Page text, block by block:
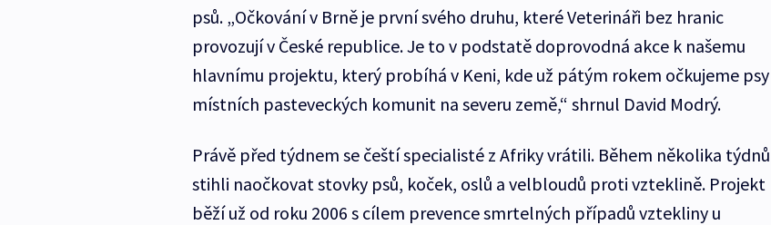
psů. „Očkování v Brně je první svého druhu, které Veterináři bez hranic
provozují v České republice. Je to v podstatě doprovodná akce k našemu
hlavnímu projektu, který probíhá v Keni, kde už pátým rokem očkujeme psy
místních pasteveckých komunit na severu země,“ shrnul David Modrý.
Právě před týdnem se čeští specialisté z Afriky vrátili. Během několika týdnů
stihli naočkovat stovky psů, koček, oslů a velbloudů proti vzteklině. Projekt
běží už od roku 2006 s cílem prevence smrtelných případů vztekliny u